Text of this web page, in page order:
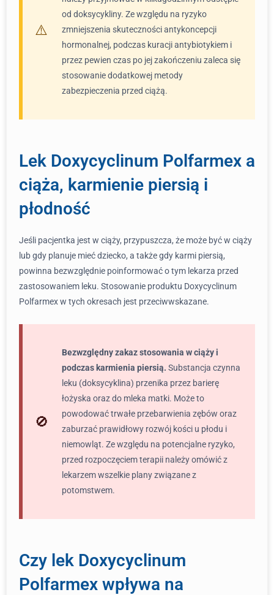
od doksycykliny. Ze względu na ryzyko
zmniejszenia skuteczności antykoncepcji
hormonalnej, podczas kuracji antybiotykiem i
przez pewien czas po jej zakończeniu zaleca się
stosowanie dodatkowej metody
zabezpieczenia przed ciążą.
Lek Doxycyclinum Polfarmex a
ciąża, karmienie piersią i
płodność
Jeśli pacjentka jest w ciąży, przypuszcza, że może być w ciąży
lub gdy planuje mieć dziecko, a także gdy karmi piersią,
powinna bezwzględnie poinformować o tym lekarza przed
zastosowaniem leku. Stosowanie produktu Doxycyclinum
Polfarmex w tych okresach jest przeciwwskazane.
Bezwzględny zakaz stosowania w ciąży i
podczas karmienia piersią. Substancja czynna
leku (doksycyklina) przenika przez barierę
łożyska oraz do mleka matki. Może to
powodować trwałe przebarwienia zębów oraz
zaburzać prawidłowy rozwój kości u płodu i
niemowląt. Ze względu na potencjalne ryzyko,
przed rozpoczęciem terapii należy omówić z
lekarzem wszelkie plany związane z
potomstwem.
Czy lek Doxycyclinum
Polfarmex wpływa na